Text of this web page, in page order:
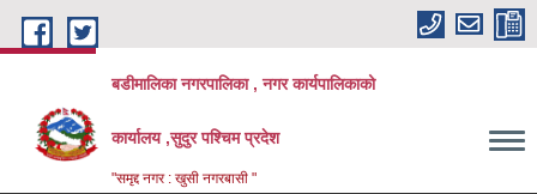
Skip to main content
बडीमालिका नगरपालिका , नगर कार्यपालिकाको
कार्यालय ,सुदुर पश्चिम प्रदेश
"समृद्द नगर : खुसी नगरबासी "